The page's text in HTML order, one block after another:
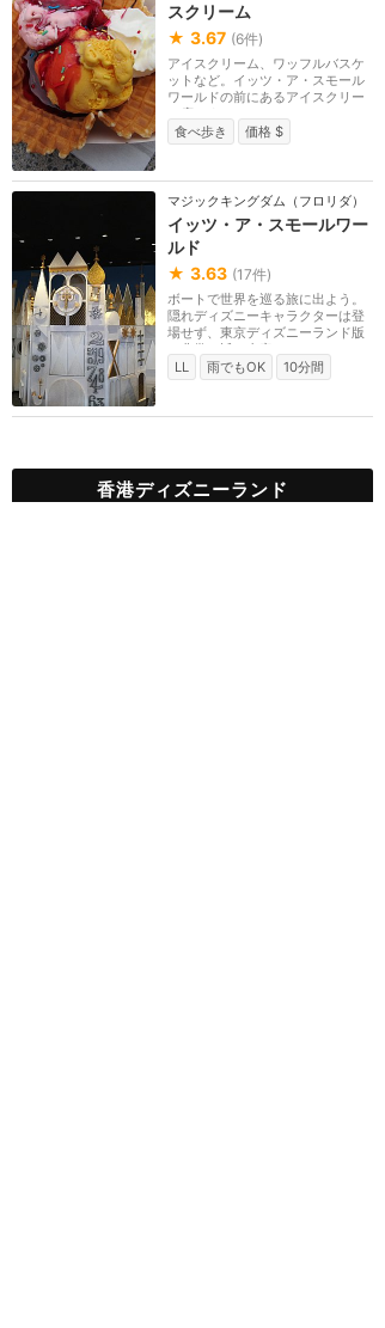
スクリーム
★ 3.67 (6件)
アイスクリーム、ワッフルバスケ
ットなど。イッツ・ア・スモール
ワールドの前にあるアイスクリー
ム店です。
食べ歩き
価格 $
マジックキングダム（フロリダ）
イッツ・ア・スモールワー
ルド
★ 3.63 (17件)
ボートで世界を巡る旅に出よう。
隠れディズニーキャラクターは登
場せず、東京ディズニーランド版
に非常に近い内容...
LL
雨でもOK 10分間
香港ディズニーランド